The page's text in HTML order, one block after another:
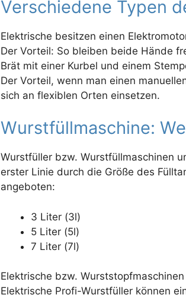
Verschiedene Typen
Elektrische besitzen einen
Der Vorteil: So bleiben beide Hände
Brät mit einer Kurbel und einem
Der Vorteil, wenn man einen
sich an flexiblen Orten einsetzen.
Wurstfüllmaschine:
Wurstfüller bzw. Wurstfüllmaschinen
erster Linie durch die Größe des
angeboten:
3 Liter (3l)
5 Liter (5l)
7 Liter (7l)
Elektrische bzw.
Elektrische Profi-Wurstfüller können